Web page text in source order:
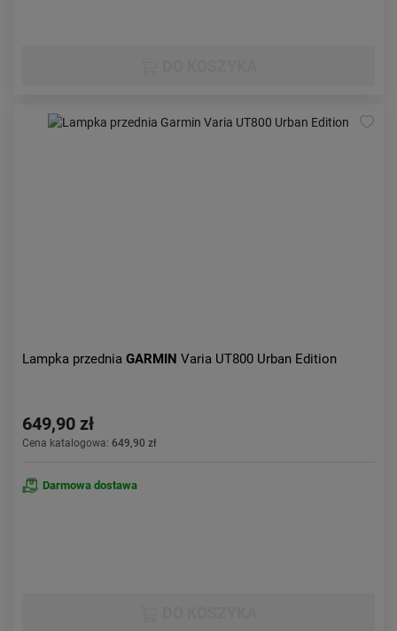
Lampka przednia GARMIN Varia UT800 Urban Edition
649,90 zł
Cena katalogowa: 649,90 zł
Darmowa dostawa